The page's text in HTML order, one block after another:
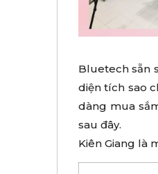
Bluetech sẵn
diện tích sao
dàng mua
sau đây.
Kiên Giang là